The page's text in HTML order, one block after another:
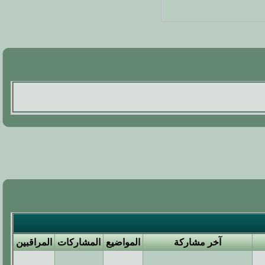
آخر مشاركة المواضيع المشاركات
المراقبين